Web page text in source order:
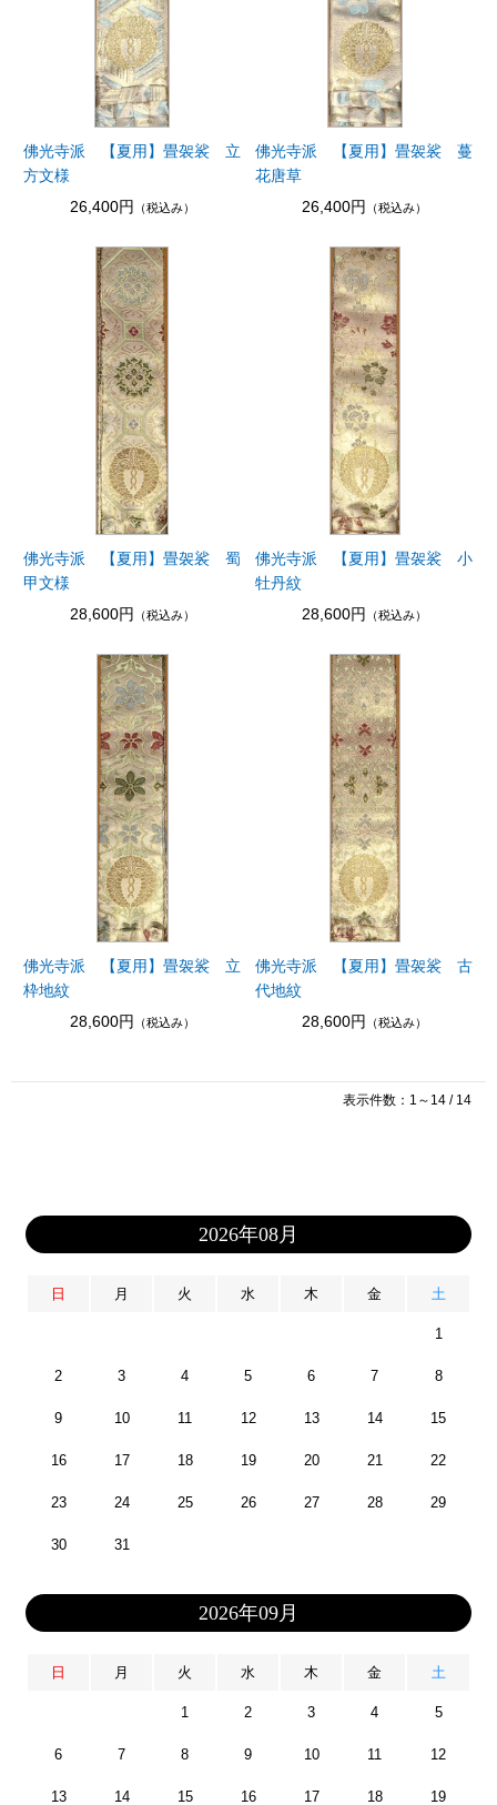
佛光寺派 【夏用】畳袈裟 立
方文様
26,400円
（税込み）
佛光寺派 【夏用】畳袈裟 蔓
花唐草
26,400円
（税込み）
佛光寺派 【夏用】畳袈裟 蜀
甲文様
28,600円
（税込み）
佛光寺派 【夏用】畳袈裟 小
牡丹紋
28,600円
（税込み）
佛光寺派 【夏用】畳袈裟 立
枠地紋
28,600円
（税込み）
佛光寺派 【夏用】畳袈裟 古
代地紋
28,600円
（税込み）
表示件数：1～14 / 14
2026年08月
日 月 火 水 木 金 土
1
2 3 4 5 6 7 8
9 10 11 12 13 14 15
16 17 18 19 20 21 22
23 24 25 26 27 28 29
30 31
2026年09月
日 月 火 水 木 金 土
1 2 3 4 5
6 7 8 9 10 11 12
13 14 15 16 17 18 19